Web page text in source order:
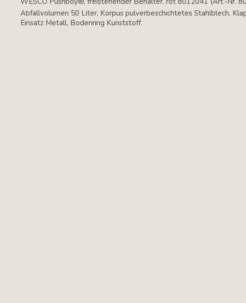
Abfallvolumen 50 Liter, Korpus pulverbeschichtetes Stahlblech,
Einsatz Metall, Bodenring Kunststoff.